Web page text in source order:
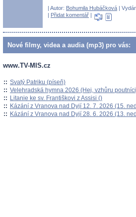
| Autor: Bohumila Hubáčková |
| Přidat komentář |
Nové filmy, videa a audia (mp3) pro vás:
www.TV-MIS.cz
:: Svatý Patriku (píseň)
:: Velehradská hymna 2026 (Hej, vzhůru
:: Litanie ke sv. Františkovi z Assisi ()
:: Kázání z Vranova nad Dyjí 12. 7. 2026 (15.
:: Kázání z Vranova nad Dyjí 28. 6. 2026 (13.